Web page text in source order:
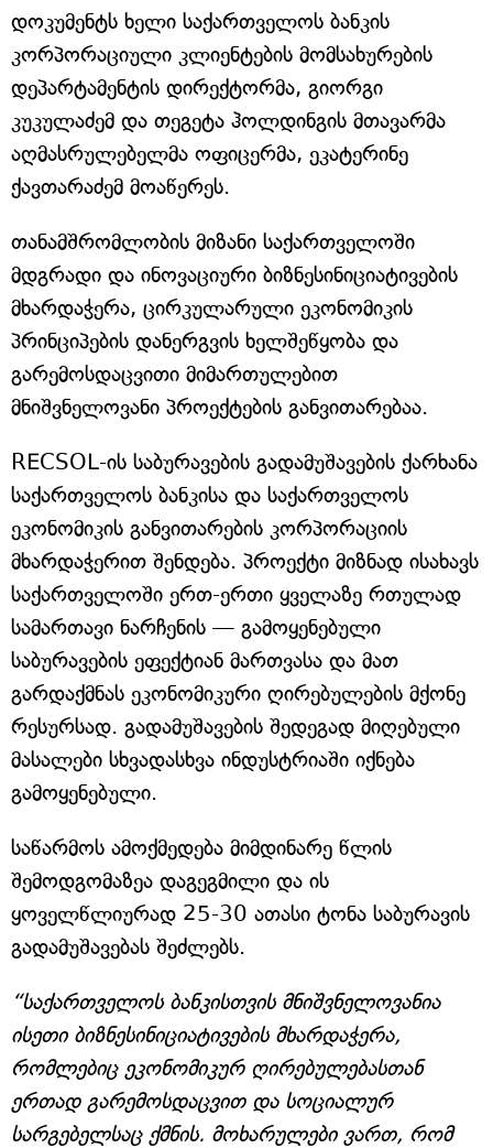
დოკუმენტს ხელი საქართველოს ბანკის
კორპორაციული კლიენტების მომსახურების
დეპარტამენტის დირექტორმა, გიორგი
კუკულაძემ და თეგეტა ჰოლდინგის მთავარმა
აღმასრულებელმა ოფიცერმა, ეკატერინე
ქავთარაძემ მოაწერეს.
თანამშრომლობის მიზანი საქართველოში
მდგრადი და ინოვაციური ბიზნესინიციატივების
მხარდაჭერა, ცირკულარული ეკონომიკის
პრინციპების დანერგვის ხელშეწყობა და
გარემოსდაცვითი მიმართულებით
მნიშვნელოვანი პროექტების განვითარებაა.
RECSOL-ის საბურავების გადამუშავების ქარხანა
საქართველოს ბანკისა და საქართველოს
ეკონომიკის განვითარების კორპორაციის
მხარდაჭერით შენდება. პროექტი მიზნად ისახავს
საქართველოში ერთ-ერთი ყველაზე რთულად
სამართავი ნარჩენის — გამოყენებული
საბურავების ეფექტიან მართვასა და მათ
გარდაქმნას ეკონომიკური ღირებულების მქონე
რესურსად. გადამუშავების შედეგად მიღებული
მასალები სხვადასხვა ინდუსტრიაში იქნება
გამოყენებული.
საწარმოს ამოქმედება მიმდინარე წლის
შემოდგომაზეა დაგეგმილი და ის
ყოველწლიურად 25-30 ათასი ტონა საბურავის
გადამუშავებას შეძლებს.
“საქართველოს ბანკისთვის მნიშვნელოვანია
ისეთი ბიზნესინიციატივების მხარდაჭერა,
რომლებიც ეკონომიკურ ღირებულებასთან
ერთად გარემოსდაცვით და სოციალურ
სარგებელსაც ქმნის. მოხარულები ვართ, რომ